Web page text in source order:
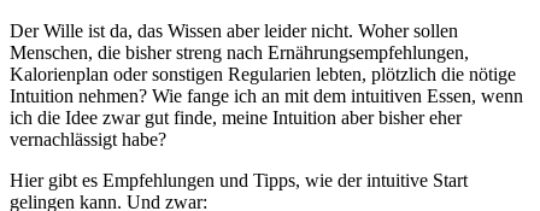
Der Wille ist da, das Wissen aber leider nicht. Woher sollen
Menschen, die bisher streng nach Ernährungsempfehlungen,
Kalorienplan oder sonstigen Regularien lebten, plötzlich die nötige
Intuition nehmen? Wie fange ich an mit dem intuitiven Essen, wenn
ich die Idee zwar gut finde, meine Intuition aber bisher eher
vernachlässigt habe?
Hier gibt es Empfehlungen und Tipps, wie der intuitive Start
gelingen kann. Und zwar: